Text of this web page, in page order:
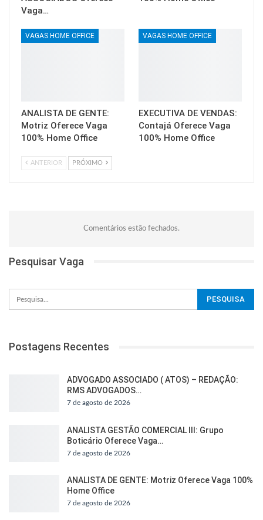
Vaga…
VAGAS HOME OFFICE
ANALISTA DE GENTE:
Motriz Oferece Vaga
100% Home Office
VAGAS HOME OFFICE
EXECUTIVA DE VENDAS:
Contajá Oferece Vaga
100% Home Office
ANTERIOR PRÓXIMO
Comentários estão fechados.
Pesquisar Vaga
Postagens Recentes
ADVOGADO ASSOCIADO ( ATOS) – REDAÇÃO:
RMS ADVOGADOS…
7 de agosto de 2026
ANALISTA GESTÃO COMERCIAL III: Grupo
Boticário Oferece Vaga…
7 de agosto de 2026
ANALISTA DE GENTE: Motriz Oferece Vaga 100%
Home Office
7 de agosto de 2026